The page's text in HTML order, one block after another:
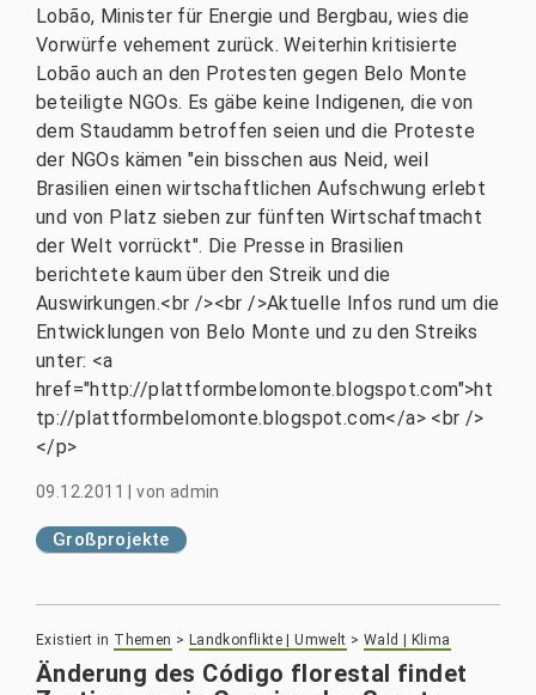
Lobão, Minister für Energie und Berg­bau, wies die
Vor­würfe vehement zurück. Weiterhin kritisierte
Lobão auch an den Pro­tes­ten gegen Belo Monte
beteiligte NGOs. Es gäbe keine Indigenen, die von
dem Staudamm betroffen seien und die Proteste
der NGOs kämen "ein bisschen aus Neid, weil
Brasilien ei­nen wirtschaftlichen Auf­schwung erlebt
und von Platz sieben zur fünften Wirtschaftmacht
der Welt vorrückt". Die Presse in Brasilien
berichtete kaum über den Streik und die
Auswirkungen.<br /><br />Aktuelle Infos rund um die
Entwicklungen von Belo Monte und zu den Streiks
unter: <a
href="http://plattformbelomonte.blogspot.com">ht
tp://plattformbelomonte.blogspot.com</a> <br />
</p>
09.12.2011 |von admin
Großprojekte
Existiert in Themen > Landkonflikte | Umwelt > Wald | Klima
Änderung des Código florestal findet